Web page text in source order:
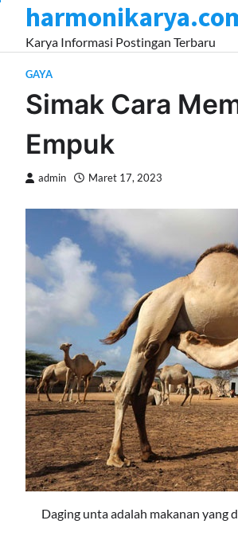
contentKarya Informasi Postingan Terbaru
GAYA
Simak Cara
Empuk
admin Maret 17, 2023
Daging unta adalah makanan yang